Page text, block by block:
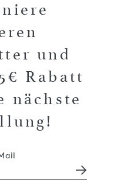
und
Rabatt
nächste